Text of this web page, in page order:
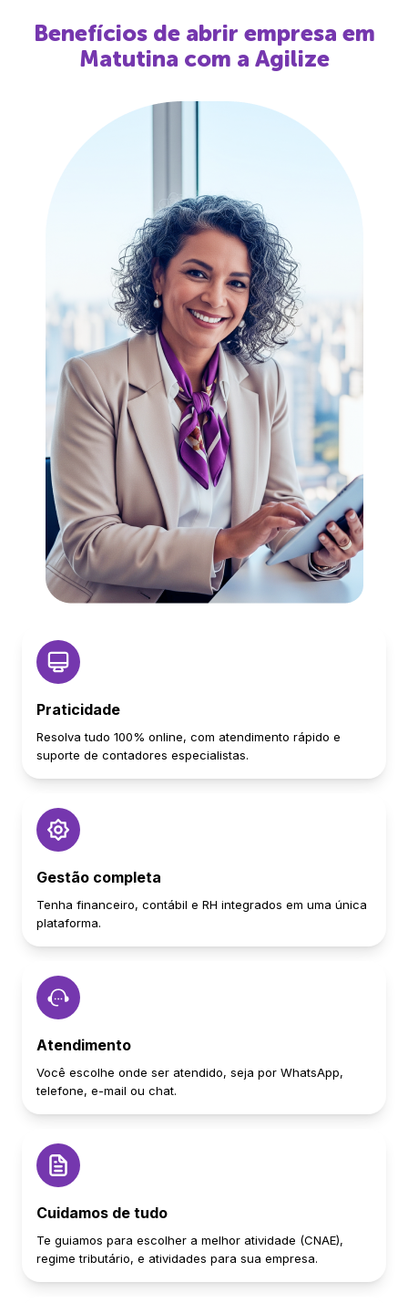
Benefícios de abrir empresa em
Matutina com a Agilize
Praticidade
Resolva tudo 100% online, com atendimento rápido e
suporte de contadores especialistas.
Gestão completa
Tenha financeiro, contábil e RH integrados em uma única
plataforma.
Atendimento
Você escolhe onde ser atendido, seja por WhatsApp,
telefone, e-mail ou chat.
Cuidamos de tudo
Te guiamos para escolher a melhor atividade (CNAE),
regime tributário, e atividades para sua empresa.